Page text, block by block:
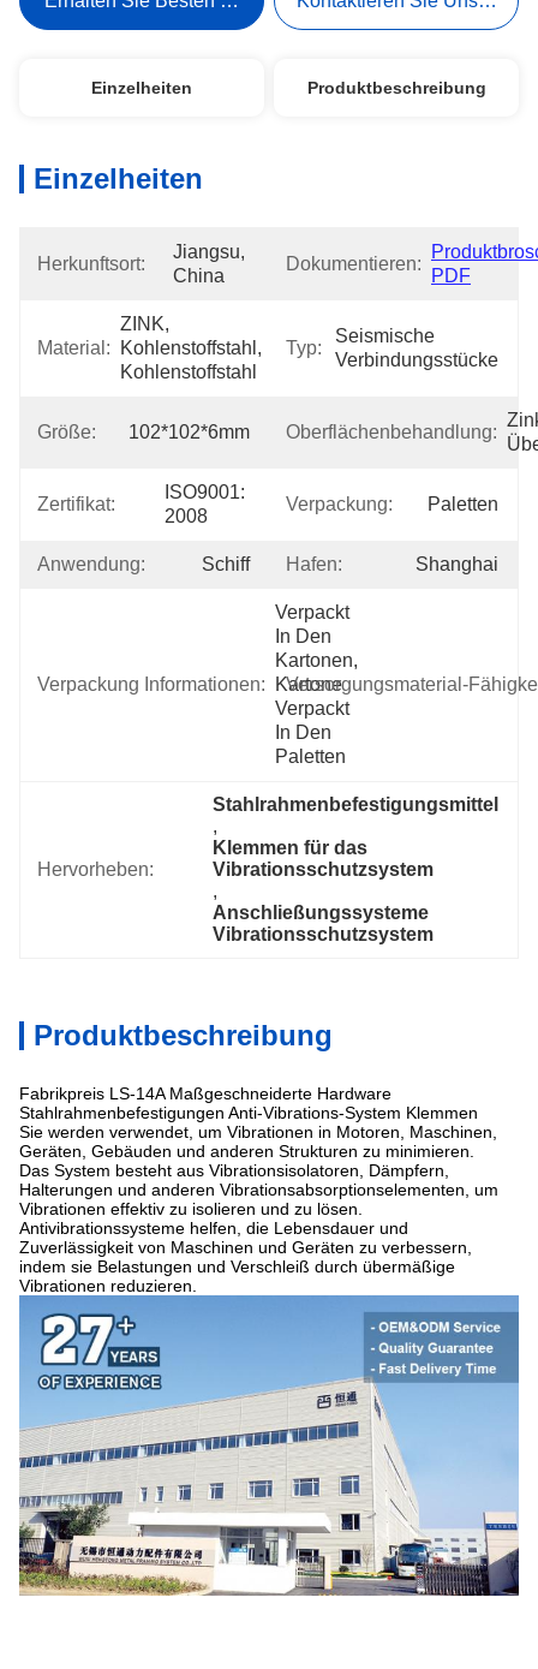
Einzelheiten Produktbeschreibung
Einzelheiten
Herkunftsort:
Jiangsu,
China
Dokumentieren:
PDF
Material:
ZINK,
Kohlenstoffstahl,
Kohlenstoffstahl
Typ:
Seismische
Verbindungsstücke
Größe: 102*102*6mm Oberflächenbehandlung:
Zertifikat:
ISO9001:
2008
Verpackung: Paletten
Anwendung: Schiff Hafen: Shanghai
Verpackung Informationen:
Verpackt
In Den
Kartonen,
Kartone
Verpackt
In Den
Paletten
Versorgungsmaterial-
Hervorheben:
Stahlrahmenbefestigungsmittel
,
Klemmen für das
Vibrationsschutzsystem
,
Anschließungssysteme
Vibrationsschutzsystem
Produktbeschreibung
Fabrikpreis LS-14A Maßgeschneiderte Hardware
Stahlrahmenbefestigungen Anti-Vibrations-System Klemmen
Sie werden verwendet, um Vibrationen in Motoren, Maschinen,
Geräten, Gebäuden und anderen Strukturen zu minimieren.
Das System besteht aus Vibrationsisolatoren, Dämpfern,
Halterungen und anderen Vibrationsabsorptionselementen, um
Vibrationen effektiv zu isolieren und zu lösen.
Antivibrationssysteme helfen, die Lebensdauer und
Zuverlässigkeit von Maschinen und Geräten zu verbessern,
indem sie Belastungen und Verschleiß durch übermäßige
Vibrationen reduzieren.